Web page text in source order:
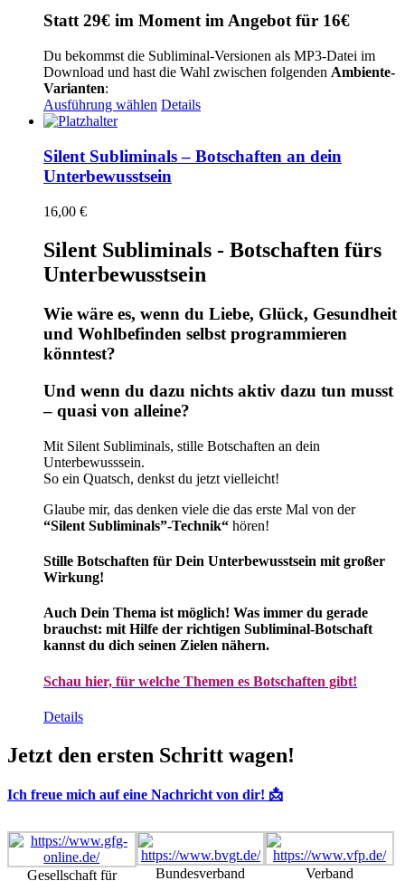
Statt 29€ im Moment im Angebot für 16€
Du bekommst die Subliminal-Versionen als MP3-Datei im
Download und hast die Wahl zwischen folgenden Ambiente-
Varianten:
Ausführung wählen Dieses
mehrere
Varianten
auf.
auf
der
Produktseite
werden
Details
Silent Subliminals – Botschaften an dein
Unterbewusstsein
16,00 €
Silent Subliminals - Botschaften fürs
Unterbewusstsein
Wie wäre es, wenn du Liebe, Glück, Gesundheit
und Wohlbefinden selbst programmieren
könntest?
Und wenn du dazu nichts aktiv dazu tun musst
– quasi von alleine?
Mit Silent Subliminals, stille Botschaften an dein
Unterbewusssein.
So ein Quatsch, denkst du jetzt vielleicht!
Glaube mir, das denken viele die das erste Mal von der
“Silent Subliminals”-Technik“ hören!
Stille Botschaften für Dein Unterbewusstsein mit großer
Wirkung!
Auch Dein Thema ist möglich! Was immer du gerade
brauchst: mit Hilfe der richtigen Subliminal-Botschaft
kannst du dich seinen Zielen nähern.
Schau hier, für welche Themen es Botschaften gibt!
Details
Jetzt den ersten Schritt wagen!
Ich freue mich auf eine Nachricht von dir! 📩
Gesellschaft für Bundesverband Verband